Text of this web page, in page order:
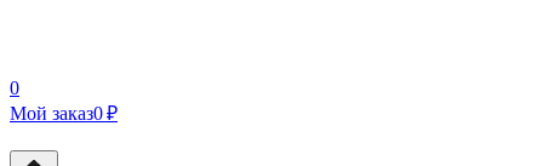
0
Мой заказ0 ₽